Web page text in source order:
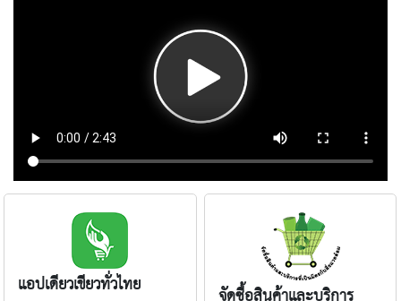
แอปเดียวเขียวทั่วไทย